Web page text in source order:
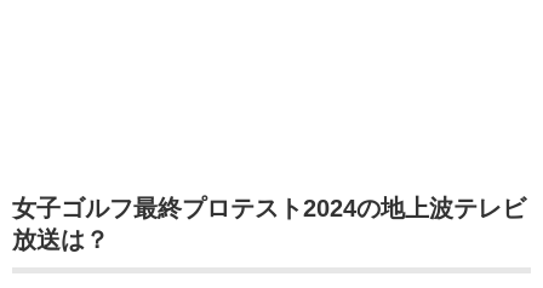
女子ゴルフ最終プロテスト2024の地上波テレビ
放送は？